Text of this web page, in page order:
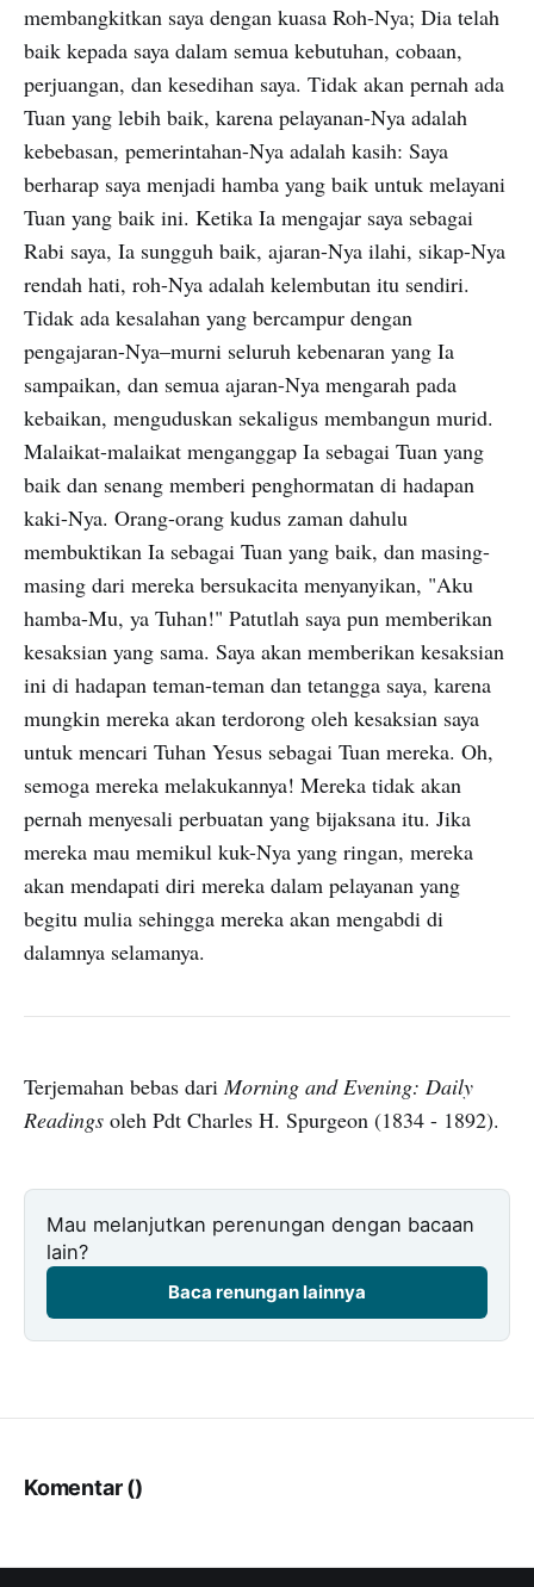
membangkitkan saya dengan kuasa Roh-Nya; Dia telah
baik kepada saya dalam semua kebutuhan, cobaan,
perjuangan, dan kesedihan saya. Tidak akan pernah ada
Tuan yang lebih baik, karena pelayanan-Nya adalah
kebebasan, pemerintahan-Nya adalah kasih: Saya
berharap saya menjadi hamba yang baik untuk melayani
Tuan yang baik ini. Ketika Ia mengajar saya sebagai
Rabi saya, Ia sungguh baik, ajaran-Nya ilahi, sikap-Nya
rendah hati, roh-Nya adalah kelembutan itu sendiri.
Tidak ada kesalahan yang bercampur dengan
pengajaran-Nya–murni seluruh kebenaran yang Ia
sampaikan, dan semua ajaran-Nya mengarah pada
kebaikan, menguduskan sekaligus membangun murid.
Malaikat-malaikat menganggap Ia sebagai Tuan yang
baik dan senang memberi penghormatan di hadapan
kaki-Nya. Orang-orang kudus zaman dahulu
membuktikan Ia sebagai Tuan yang baik, dan masing-
masing dari mereka bersukacita menyanyikan, "Aku
hamba-Mu, ya Tuhan!" Patutlah saya pun memberikan
kesaksian yang sama. Saya akan memberikan kesaksian
ini di hadapan teman-teman dan tetangga saya, karena
mungkin mereka akan terdorong oleh kesaksian saya
untuk mencari Tuhan Yesus sebagai Tuan mereka. Oh,
semoga mereka melakukannya! Mereka tidak akan
pernah menyesali perbuatan yang bijaksana itu. Jika
mereka mau memikul kuk-Nya yang ringan, mereka
akan mendapati diri mereka dalam pelayanan yang
begitu mulia sehingga mereka akan mengabdi di
dalamnya selamanya.
Terjemahan bebas dari Morning and Evening: Daily
Readings oleh Pdt Charles H. Spurgeon (1834 - 1892).
Mau melanjutkan perenungan dengan bacaan
lain?
Baca renungan lainnya
Komentar ()